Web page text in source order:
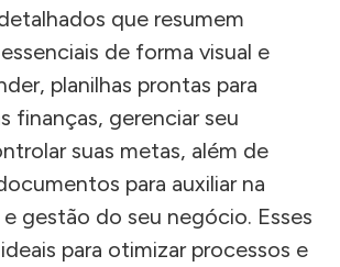
que resumem
de forma visual e
planilhas prontas para
finanças, gerenciar seu
suas metas, além de
para auxiliar na
gestão do seu negócio. Esses
para otimizar processos e